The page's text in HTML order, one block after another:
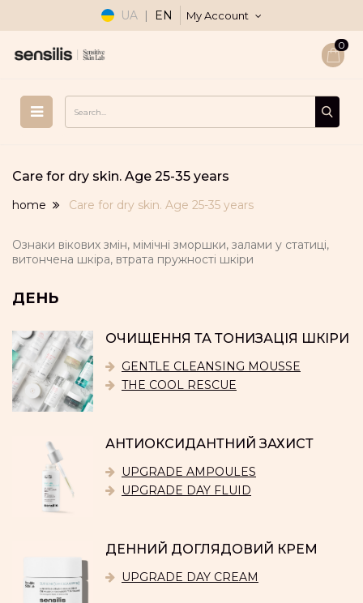
UA EN My Account
0
Care for dry skin. Age 25-35 years
home Care for dry skin. Age 25-35 years
Ознаки вікових змін, мімічні зморшки, залами у статиці,
витончена шкіра, втрата пружності шкіри
ДЕНЬ
ОЧИЩЕННЯ ТА ТОНИЗАЦІЯ ШКІРИ
GENTLE CLEANSING MOUSSE
THE COOL RESCUE
АНТИОКСИДАНТНИЙ ЗАХИСТ
UPGRADE AMPOULES
UPGRADE DAY FLUID
ДЕННИЙ ДОГЛЯДОВИЙ КРЕМ
UPGRADE DAY CREAM